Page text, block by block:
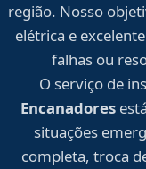
região. Nosso
elétrica e
falhas ou
O serviço de
Encanadores
situações
completa, troca